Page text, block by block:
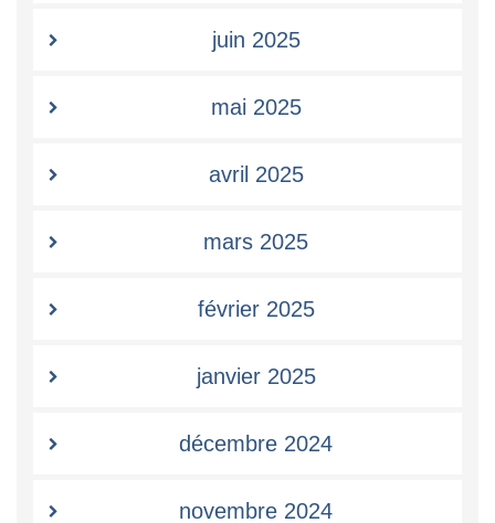
juin 2025
mai 2025
avril 2025
mars 2025
février 2025
janvier 2025
décembre 2024
novembre 2024